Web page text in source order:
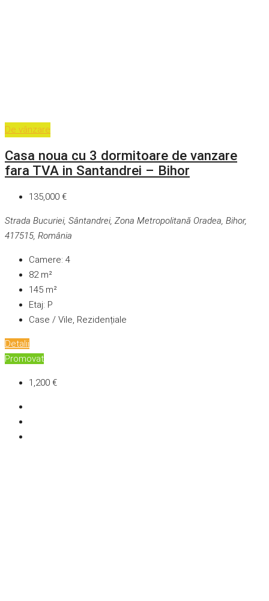
De vânzare
Casa noua cu 3 dormitoare de vanzare
fara TVA in Santandrei – Bihor
135,000 €
Strada Bucuriei, Sântandrei, Zona Metropolitană Oradea, Bihor,
417515, România
Camere: 4
82 m²
145 m²
Etaj: P
Case / Vile, Rezidențiale
Detalii
Promovat
1,200 €